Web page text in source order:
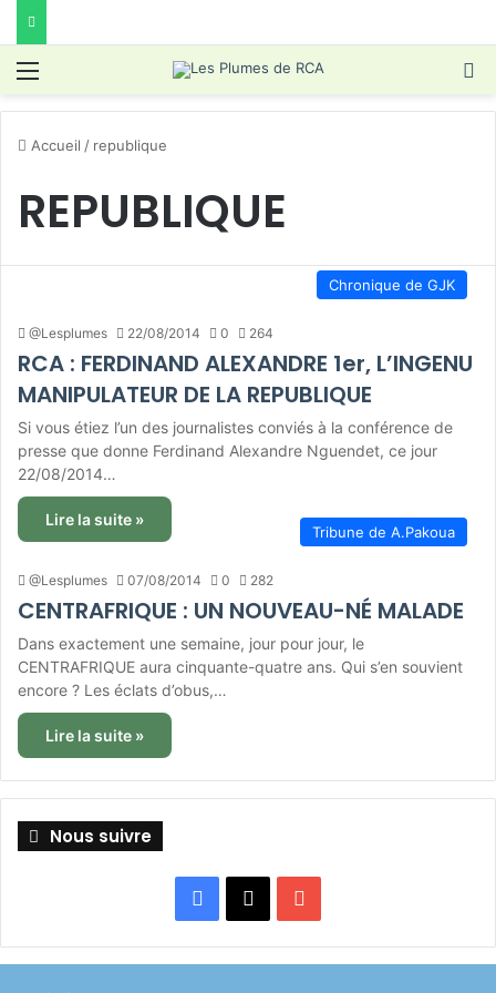
Menu
Accueil / republique
REPUBLIQUE
Chronique de GJK
@Lesplumes 22/08/2014 0 264
RCA : FERDINAND ALEXANDRE 1er, L’INGENU
MANIPULATEUR DE LA REPUBLIQUE
Si vous étiez l’un des journalistes conviés à la conférence de
presse que donne Ferdinand Alexandre Nguendet, ce jour
22/08/2014…
Lire la suite »
Tribune de A.Pakoua
@Lesplumes 07/08/2014 0 282
CENTRAFRIQUE : UN NOUVEAU-NÉ MALADE
Dans exactement une semaine, jour pour jour, le
CENTRAFRIQUE aura cinquante-quatre ans. Qui s’en souvient
encore ? Les éclats d’obus,…
Lire la suite »
Nous suivre
Facebook
X